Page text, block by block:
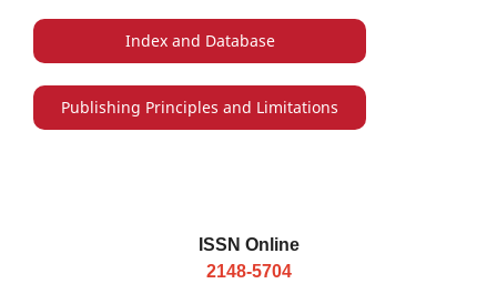
Index and Database
Publishing Principles and Limitations
ISSN Online
2148-5704